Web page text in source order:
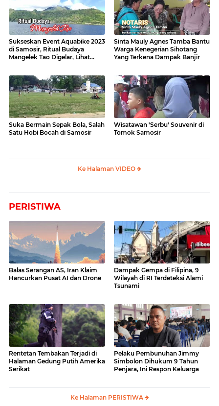
Sukseskan Event Aquabike 2023
di Samosir, Ritual Budaya
Mangelek Tao Digelar, Lihat
Sinta Mauly Agnes Tamba Bantu
Warga Kenegerian Sihotang
Yang Terkena Dampak Banjir
Suka Bermain Sepak Bola, Salah
Satu Hobi Bocah di Samosir
Wisatawan 'Serbu' Souvenir di
Tomok Samosir
Ke Halaman VIDEO
PERISTIWA
Balas Serangan AS, Iran Klaim
Hancurkan Pusat AI dan Drone
Dampak Gempa di Filipina, 9
Wilayah di RI Terdeteksi Alami
Tsunami
Rentetan Tembakan Terjadi di
Halaman Gedung Putih Amerika
Serikat
Pelaku Pembunuhan Jimmy
Simbolon Dihukum 9 Tahun
Penjara, Ini Respon Keluarga
Ke Halaman PERISTIWA